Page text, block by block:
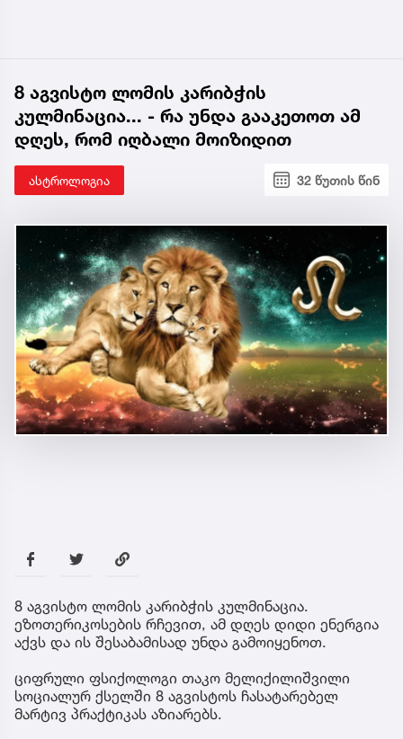
8 აგვისტო ლომის კარიბჭის
კულმინაცია... - რა უნდა გააკეთოთ ამ
დღეს, რომ იღბალი მოიზიდით
ასტროლოგია 32 წუთის წინ
8 აგვისტო ლომის კარიბჭის კულმინაცია.
ეზოთერიკოსების რჩევით, ამ დღეს დიდი ენერგია
აქვს და ის შესაბამისად უნდა გამოიყენოთ.
ციფრული ფსიქოლოგი თაკო მელიქილიშვილი
სოციალურ ქსელში 8 აგვისტოს ჩასატარებელ
მარტივ პრაქტიკას აზიარებს.